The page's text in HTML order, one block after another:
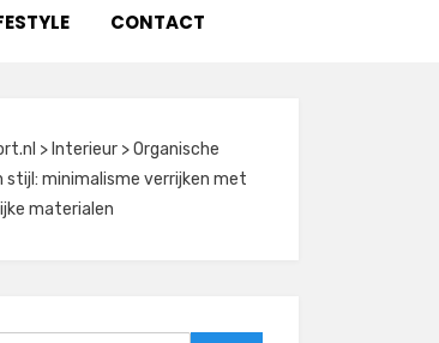
CONTACT
> Interieur>Organische
stijl: minimalisme verrijken met
materialen